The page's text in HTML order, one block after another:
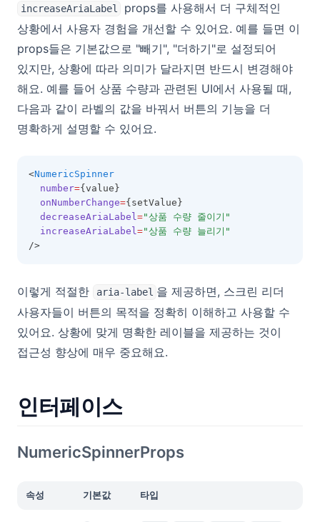
increaseAriaLabel
props를 사용해서 더 구체적인
상황에서 사용자 경험을 개선할 수 있어요. 예를 들면 이
props들은 기본값으로 "빼기", "더하기"로 설정되어
있지만, 상황에 따라 의미가 달라지면 반드시 변경해야
해요. 예를 들어 상품 수량과 관련된 UI에서 사용될 때,
다음과 같이 라벨의 값을 바꿔서 버튼의 기능을 더
명확하게 설명할 수 있어요.
<NumericSpinner
number={value}
onNumberChange={setValue}
decreaseAriaLabel="상품 수량 줄이기"
increaseAriaLabel="상품 수량 늘리기"
/>
이렇게 적절한 aria-label 을 제공하면, 스크린 리더
사용자들이 버튼의 목적을 정확히 이해하고 사용할 수
있어요. 상황에 맞게 명확한 레이블을 제공하는 것이
접근성 향상에 매우 중요해요.
인터페이스
NumericSpinnerProps
속성 기본값 타입